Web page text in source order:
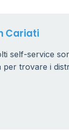
Cariati
self-service
per trovare i